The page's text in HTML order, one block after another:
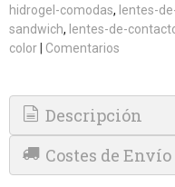
hidrogel-comodas
lentes-
sandwich
lentes-de-
color
Comentarios
Descripción
Costes de Envío